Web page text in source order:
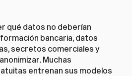
qué datos no deberían
bancaria, datos
secretos comerciales y
Muchas
entrenan sus modelos